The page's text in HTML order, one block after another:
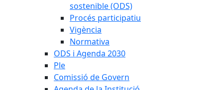
sostenible (ODS)
Procés participatiu
Vigència
Normativa
ODS i Agenda 2030
Ple
Comissió de Govern